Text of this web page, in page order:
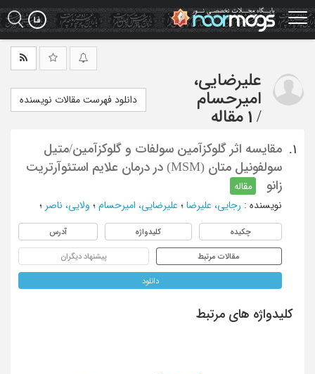
Skip
to
main
علیرضایی،
امیرحسام
/ 1 مقاله
دانلود فهرست مقالات نویسنده
1.
مقایسه اثر گلوکزآمین سولفات و گلوکزآمین/متیل
سولفونیل متان (MSM) در درمان علایم استئوآرتریت
زانو
مقاله
نویسنده : رجایی، علیرضا ؛ علیرضایی، امیرحسام ؛ ولایی، ناصر ؛
چکیده کلیدواژه آدرس
مقالات مرتبط پیشنهاد دیگران
دانلود
کلیدواژه های مرتبط